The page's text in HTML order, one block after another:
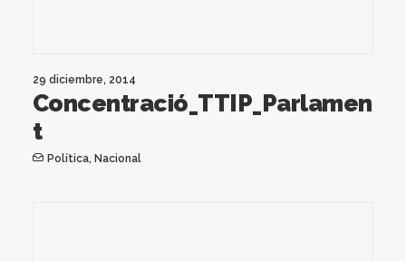
29 diciembre, 2014
Concentració_TTIP_Parlamen
t
Política, Nacional